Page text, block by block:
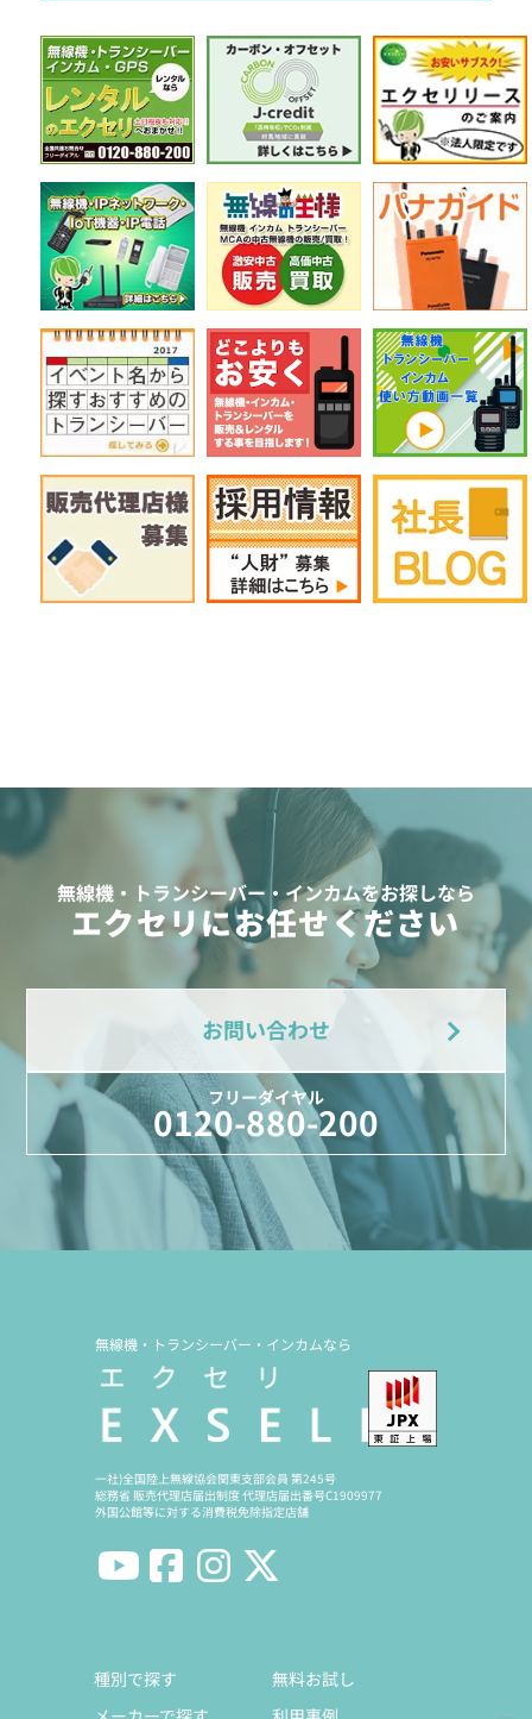
無線機・トランシーバー・インカムをお探しなら
エクセリにお任せください
お問い合わせ
フリーダイヤル
0120-880-200
無線機・トランシーバー・インカムなら
一社)全国陸上無線協会関東支部会員 第245号
総務省 販売代理店届出制度 代理店届出番号C1909977
外国公館等に対する消費税免除指定店舗
種別で探す
無料お試し